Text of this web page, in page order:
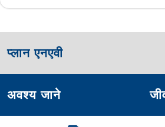
प्लान एनएवी
अवश्य जाने